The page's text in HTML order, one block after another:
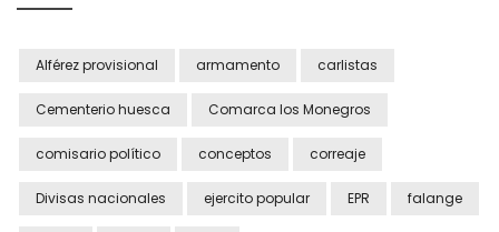
Alférez provisional armamento carlistas
Cementerio huesca Comarca los Monegros
comisario político conceptos correaje
Divisas nacionales ejercito popular EPR falange